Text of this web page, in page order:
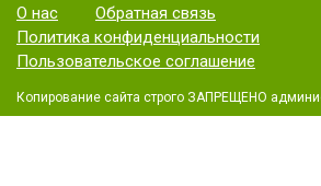
О нас
Обратная связь
Политика конфиденциальности
Пользовательское соглашение
Копирование сайта строго ЗАПРЕЩЕНО